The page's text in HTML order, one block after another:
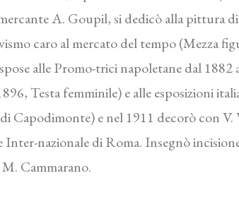
A. Goupil, si dedicò alla pittura di
caro al mercato del tempo (Mezza
alle Promo-trici napoletane dal
Testa femminile) e alle esposizioni
e nel 1911 decorò con V.
nazionale di Roma. Insegnò
Cammarano.